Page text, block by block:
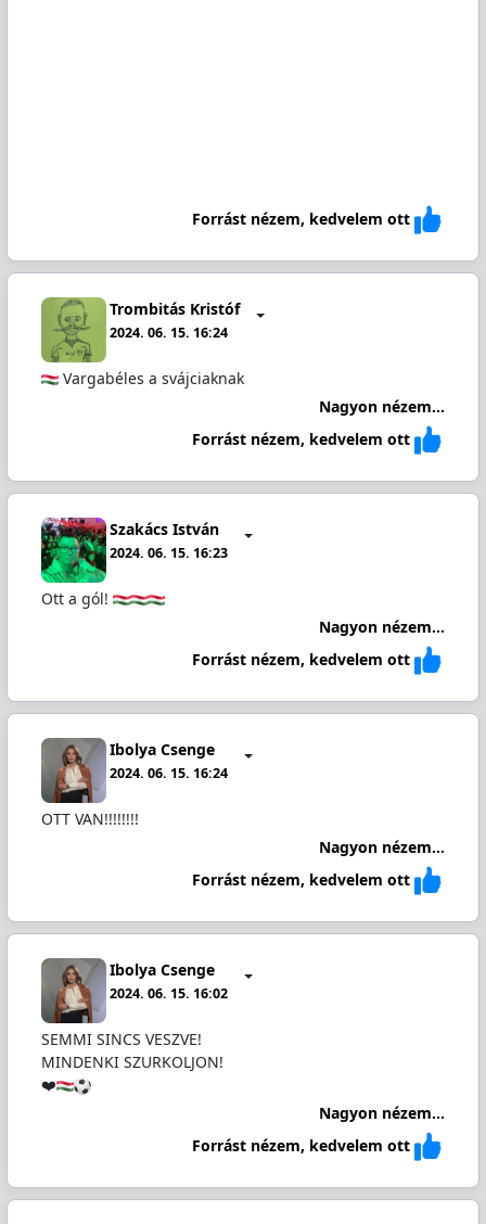
Forrást nézem, kedvelem ott
Trombitás Kristóf
2024. 06. 15. 16:24
Vargabéles a svájciaknak
Nagyon nézem...
Forrást nézem, kedvelem ott
Szakács István
2024. 06. 15. 16:23
Ott a gól!
Nagyon nézem...
Forrást nézem, kedvelem ott
Ibolya Csenge
2024. 06. 15. 16:24
OTT VAN!!!!!!!!
Nagyon nézem...
Forrást nézem, kedvelem ott
Ibolya Csenge
2024. 06. 15. 16:02
SEMMI SINCS VESZVE!
MINDENKI SZURKOLJON!
❤️
Nagyon nézem...
Forrást nézem, kedvelem ott